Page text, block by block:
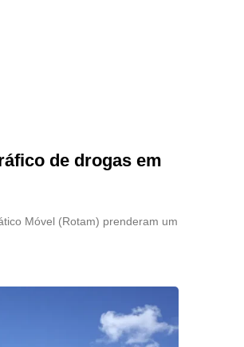
de drogas em
Móvel (Rotam) prenderam um